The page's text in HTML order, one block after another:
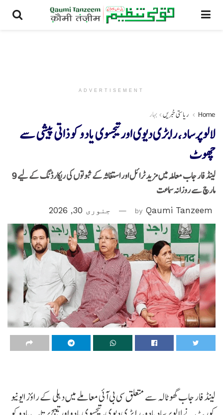
ADVERTISEMENT
Home ریاستی خبریں بہار
لالو پرساد ، رابڑی دیوی اور تیجسوی یادو کو ذاتی پیشی سے
چھوٹ
لینڈ فار جاب معاملہ میں مزید ٹرائل اور استغاثہ کے ثبوتوں کی ریکارڈنگ کے لیے 9
مارچ سے روزانہ سماعت
by Qaumi Tanzeem جنوری 30, 2026
لینڈ فار جاب گھوٹالہ سے متعلق سی بی آئی معاملے میں دہلی کے راؤز ایونیو